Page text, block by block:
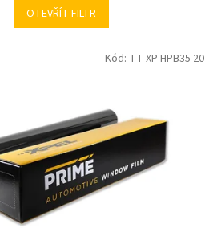
OTEVŘÍT FILTR
Kód: TT XP HPB35 20